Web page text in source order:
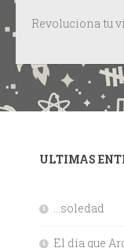
Revoluciona tu
ULTIMAS
…soledad
El día que